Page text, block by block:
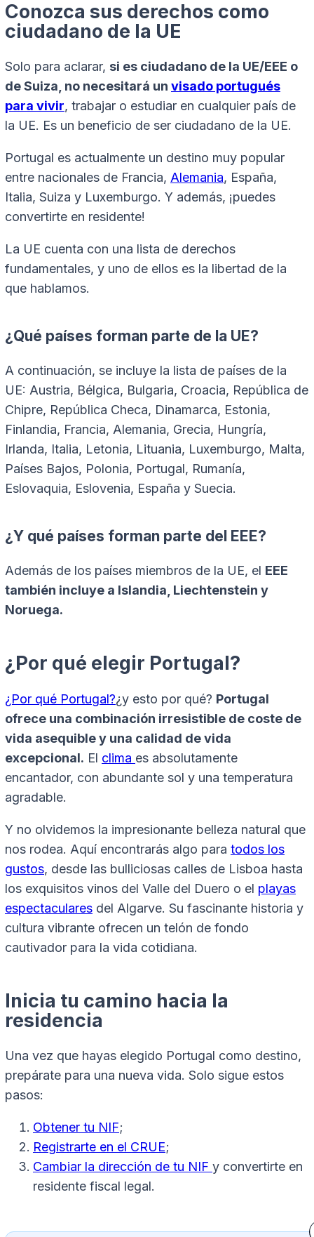
Conozca sus derechos como
ciudadano de la UE
Solo para aclarar, si es ciudadano de la UE/EEE o
de Suiza, no necesitará un visado portugués
para vivir, trabajar o estudiar en cualquier país de
la UE. Es un beneficio de ser ciudadano de la UE.
Portugal es actualmente un destino muy popular
entre nacionales de Francia, Alemania, España,
Italia, Suiza y Luxemburgo. Y además, ¡puedes
convertirte en residente!
La UE cuenta con una lista de derechos
fundamentales, y uno de ellos es la libertad de la
que hablamos.
¿Qué países forman parte de la UE?
A continuación, se incluye la lista de países de la
UE: Austria, Bélgica, Bulgaria, Croacia, República de
Chipre, República Checa, Dinamarca, Estonia,
Finlandia, Francia, Alemania, Grecia, Hungría,
Irlanda, Italia, Letonia, Lituania, Luxemburgo, Malta,
Países Bajos, Polonia, Portugal, Rumanía,
Eslovaquia, Eslovenia, España y Suecia.
¿Y qué países forman parte del EEE?
Además de los países miembros de la UE, el EEE
también incluye a Islandia, Liechtenstein y
Noruega.
¿Por qué elegir Portugal?
¿Por qué Portugal?¿y esto por qué? Portugal
ofrece una combinación irresistible de coste de
vida asequible y una calidad de vida
excepcional. El clima es absolutamente
encantador, con abundante sol y una temperatura
agradable.
Y no olvidemos la impresionante belleza natural que
nos rodea. Aquí encontrarás algo para todos los
gustos, desde las bulliciosas calles de Lisboa hasta
los exquisitos vinos del Valle del Duero o el playas
espectaculares del Algarve. Su fascinante historia y
cultura vibrante ofrecen un telón de fondo
cautivador para la vida cotidiana.
Inicia tu camino hacia la
residencia
Una vez que hayas elegido Portugal como destino,
prepárate para una nueva vida. Solo sigue estos
pasos:
Obtener tu NIF;
Registrarte en el CRUE;
Cambiar la dirección de tu NIF y convertirte en
residente fiscal legal.